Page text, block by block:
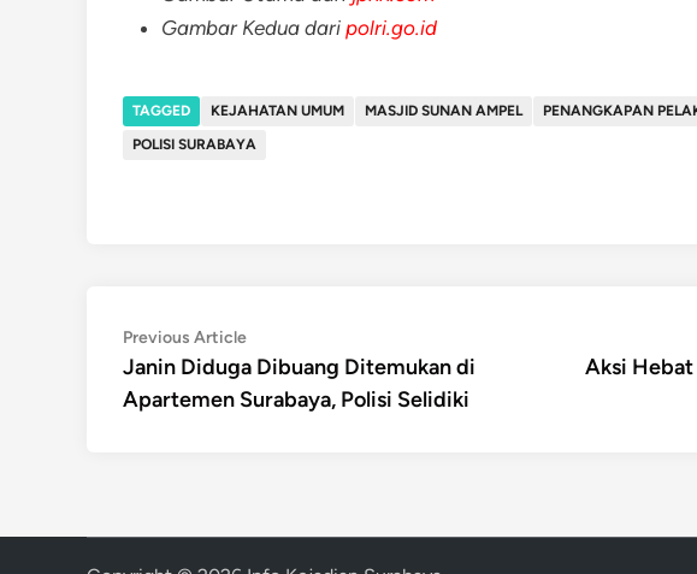
Gambar Kedua dari polri.go.id
TAGGED KEJAHATAN UMUM MASJID SUNAN AMPEL PENANGKAPAN
POLISI SURABAYA
Post
navigation
Previous ArticlePrevious
article:
Janin Diduga Dibuang Ditemukan di
Apartemen Surabaya, Polisi Selidiki
Aksi Hebat